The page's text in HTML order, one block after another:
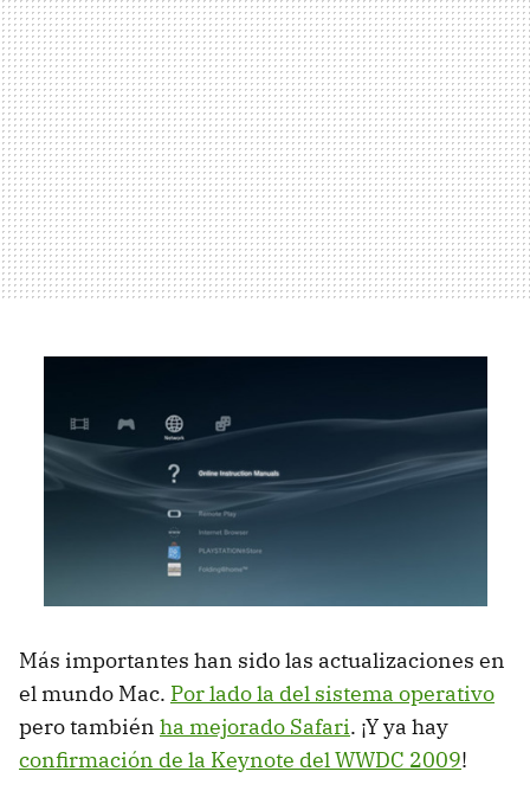
Más importantes han sido las actualizaciones en
el mundo Mac. Por lado la del sistema operativo
pero también ha mejorado Safari. ¡Y ya hay
confirmación de la Keynote del WWDC 2009!